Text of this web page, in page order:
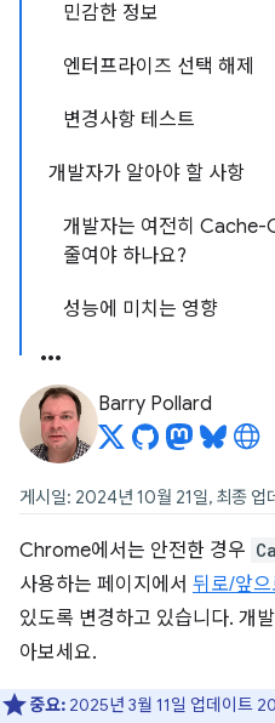
민감한 정보
엔터프라이즈 선택 해제
변경사항 테스트
개발자가 알아야 할 사항
개발자는 여전히
줄여야 하나요?
성능에 미치는 영향
Barry Pollard
게시일: 2024년 10월 21일, 최종
Chrome에서는 안전한 경우
사용하는 페이지에서 뒤로/앞
있도록 변경하고 있습니다. 개
아보세요.
중요: 2025년 3월 11일 업데이트